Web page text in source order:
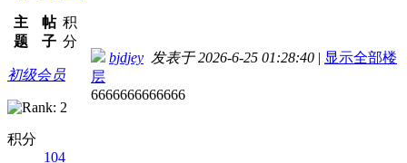
主
题
帖
子
积
分
初级会员
积分
104
bjdjey 发表于 2026-6-25 01:28:40 | 显示全部楼
层
6666666666666